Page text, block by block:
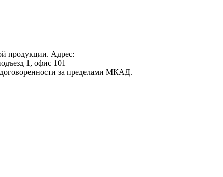
продукции. Адрес:
1, офис 101
договоренности за пределами МКАД.